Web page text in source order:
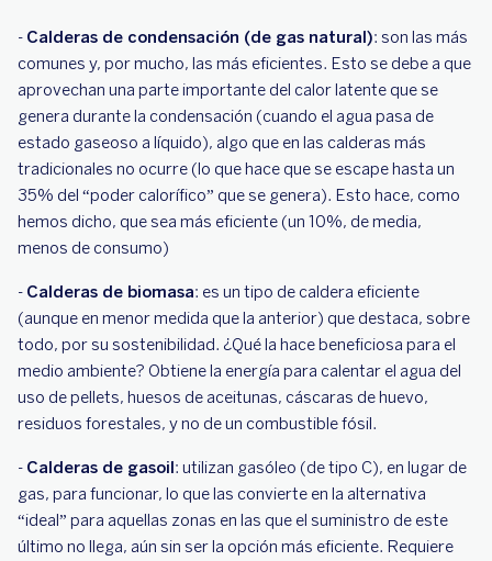
- Calderas de condensación (de gas natural): son las más
comunes y, por mucho, las más eficientes. Esto se debe a que
aprovechan una parte importante del calor latente que se
genera durante la condensación (cuando el agua pasa de
estado gaseoso a líquido), algo que en las calderas más
tradicionales no ocurre (lo que hace que se escape hasta un
35% del “poder calorífico” que se genera). Esto hace, como
hemos dicho, que sea más eficiente (un 10%, de media,
menos de consumo)
- Calderas de biomasa: es un tipo de caldera eficiente
(aunque en menor medida que la anterior) que destaca, sobre
todo, por su sostenibilidad. ¿Qué la hace beneficiosa para el
medio ambiente? Obtiene la energía para calentar el agua del
uso de pellets, huesos de aceitunas, cáscaras de huevo,
residuos forestales, y no de un combustible fósil.
- Calderas de gasoil: utilizan gasóleo (de tipo C), en lugar de
gas, para funcionar, lo que las convierte en la alternativa
“ideal” para aquellas zonas en las que el suministro de este
último no llega, aún sin ser la opción más eficiente. Requiere